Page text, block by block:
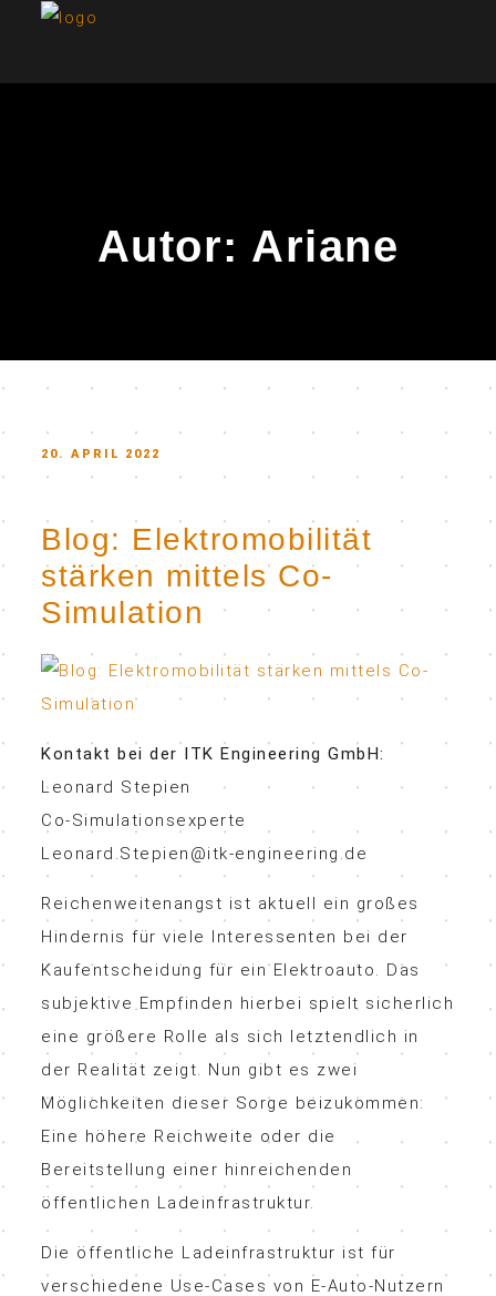
Autor: Ariane
POSTED
20. APRIL 2022
Blog: Elektromobilität
stärken mittels Co-
Simulation
Kontakt bei der ITK Engineering GmbH:
Leonard Stepien
Co-Simulationsexperte
Leonard.Stepien@itk-engineering.de
Reichenweitenangst ist aktuell ein großes
Hindernis für viele Interessenten bei der
Kaufentscheidung für ein Elektroauto. Das
subjektive Empfinden hierbei spielt sicherlich
eine größere Rolle als sich letztendlich in
der Realität zeigt. Nun gibt es zwei
Möglichkeiten dieser Sorge beizukommen:
Eine höhere Reichweite oder die
Bereitstellung einer hinreichenden
öffentlichen Ladeinfrastruktur.
Die öffentliche Ladeinfrastruktur ist für
verschiedene Use-Cases von E-Auto-Nutzern